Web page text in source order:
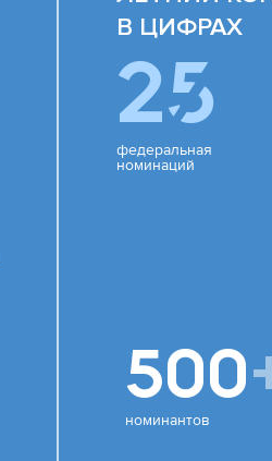
В ЦИФРАХ
500
номинантов
25
федеральная
номинаций